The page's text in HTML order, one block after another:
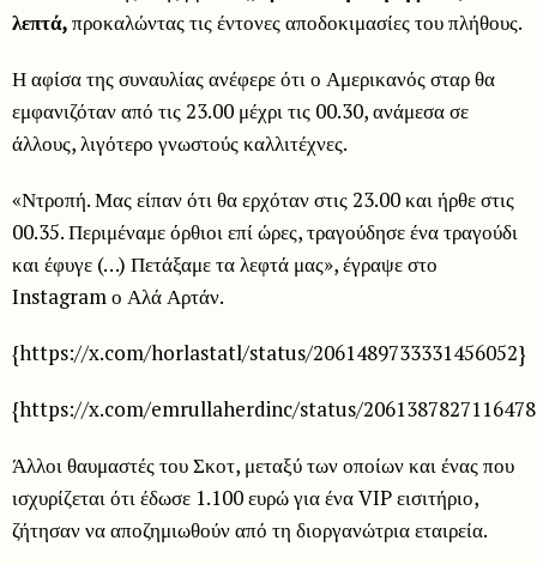
λεπτά,προκαλώντας τις έντονες αποδοκιμασίες του πλήθους.
Η αφίσα της συναυλίας ανέφερε ότι ο Αμερικανός σταρ θα
εμφανιζόταν από τις 23.00 μέχρι τις 00.30, ανάμεσα σε
άλλους, λιγότερο γνωστούς καλλιτέχνες.
«Ντροπή. Μας είπαν ότι θα ερχόταν στις 23.00 και ήρθε στις
00.35. Περιμέναμε όρθιοι επί ώρες, τραγούδησε ένα τραγούδι
και έφυγε (…) Πετάξαμε τα λεφτά μας», έγραψε στο
Instagram ο Αλά Αρτάν.
{https://x.com/horlastatl/status/2061489733331456052}
{https://x.com/emrullaherdinc/status/
Άλλοι θαυμαστές του Σκοτ, μεταξύ των οποίων και ένας που
ισχυρίζεται ότι έδωσε 1.100 ευρώ για ένα VIP εισιτήριο,
ζήτησαν να αποζημιωθούν από τη διοργανώτρια εταιρεία.